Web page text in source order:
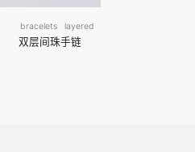
bracelets layered
双层间珠手链